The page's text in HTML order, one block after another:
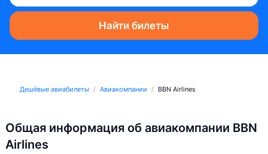
Найти билеты
Дешёвые авиабилеты Авиакомпании BBN Airlines
Общая информация об авиакомпании BBN
Airlines